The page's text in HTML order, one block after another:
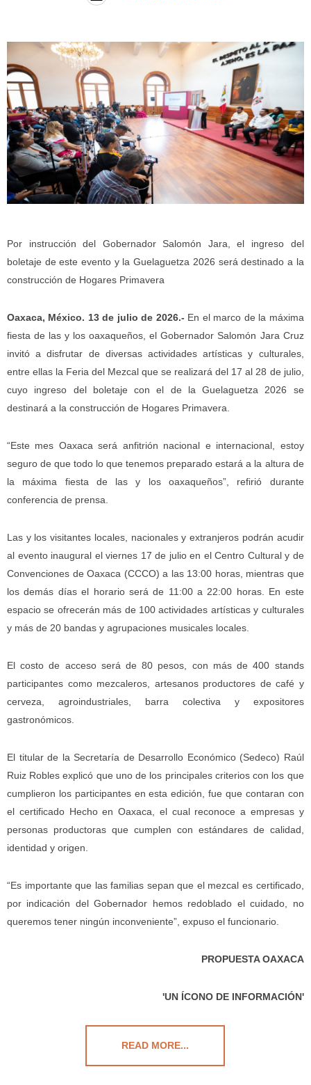
Por instrucción del Gobernador Salomón Jara, el ingreso del
boletaje de este evento y la Guelaguetza 2026 será destinado a la
construcción de Hogares Primavera
Oaxaca, México. 13 de julio de 2026.- En el marco de la máxima
fiesta de las y los oaxaqueños, el Gobernador Salomón Jara Cruz
invitó a disfrutar de diversas actividades artísticas y culturales,
entre ellas la Feria del Mezcal que se realizará del 17 al 28 de julio,
cuyo ingreso del boletaje con el de la Guelaguetza 2026 se
destinará a la construcción de Hogares Primavera.
“Este mes Oaxaca será anfitrión nacional e internacional, estoy
seguro de que todo lo que tenemos preparado estará a la altura de
la máxima fiesta de las y los oaxaqueños”, refirió durante
conferencia de prensa.
Las y los visitantes locales, nacionales y extranjeros podrán acudir
al evento inaugural el viernes 17 de julio en el Centro Cultural y de
Convenciones de Oaxaca (CCCO) a las 13:00 horas, mientras que
los demás días el horario será de 11:00 a 22:00 horas. En este
espacio se ofrecerán más de 100 actividades artísticas y culturales
y más de 20 bandas y agrupaciones musicales locales.
El costo de acceso será de 80 pesos, con más de 400 stands
participantes como mezcaleros, artesanos productores de café y
cerveza, agroindustriales, barra colectiva y expositores
gastronómicos.
El titular de la Secretaría de Desarrollo Económico (Sedeco) Raúl
Ruiz Robles explicó que uno de los principales criterios con los que
cumplieron los participantes en esta edición, fue que contaran con
el certificado Hecho en Oaxaca, el cual reconoce a empresas y
personas productoras que cumplen con estándares de calidad,
identidad y origen.
“Es importante que las familias sepan que el mezcal es certificado,
por indicación del Gobernador hemos redoblado el cuidado, no
queremos tener ningún inconveniente”, expuso el funcionario.
PROPUESTA OAXACA
'UN ÍCONO DE INFORMACIÓN'
READ MORE...